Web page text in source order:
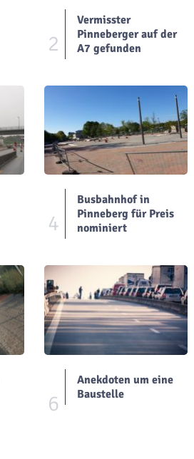
2
Vermisster
Pinneberger auf der
A7 gefunden
4
Busbahnhof in
Pinneberg für Preis
nominiert
6
Anekdoten um eine
Baustelle